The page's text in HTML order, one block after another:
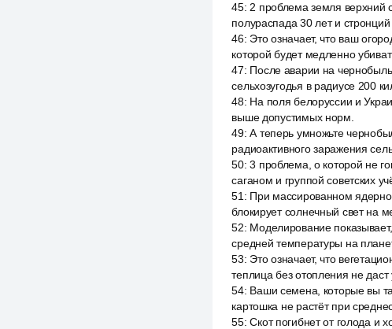
45: 2 проблема земля верхний
полураспада 30 лет и
46: Это означает, что ваш
которой будет медленно
47: После аварии на
сельхозугодья в радиусе 200
48: На поля белоруссии и
выше допустимых норм.
49:А теперь умножьте
радиоактивного заражения
50:3 проблема, о которой не
саганом и группой советских
51 : При массированном
блокирует солнечный свет на
52: Моделирование
средней температуры на
53: Это означает, что
теплица без отопления не даст
54: Ваши семена, которые вы
картошка не растёт при
55:Скот погибнет от голода и